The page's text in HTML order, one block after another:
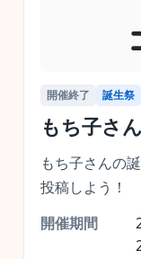
開催終了 誕生祭
もち子さ
もち子さんの
投稿しよう！
開催期間